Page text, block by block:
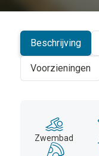
+
Beschrijving
Voorzieningen
Zwembad